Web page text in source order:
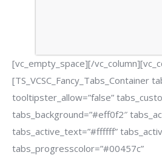
[vc_empty_space][/
[TS_VCSC_Fancy_Tabs_Container
tooltipster_allow=”false”
tabs_background=”#eff0f2″
tabs_active_text=”#ffffff”
tabs_progresscolor=”#00457c”